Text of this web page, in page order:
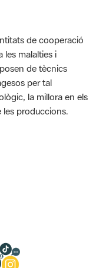
de cooperació
les malalties i
de tècnics
per tal
la millora en els
les produccions.
valoracions és de 0